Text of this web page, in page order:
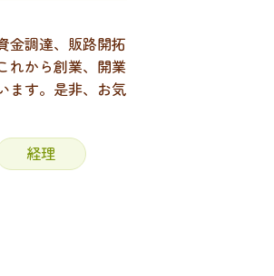
金調達、販路開拓
れから創業、開業
ます。是非、お気
経理